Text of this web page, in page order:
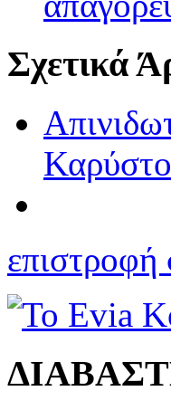
Σχετικά